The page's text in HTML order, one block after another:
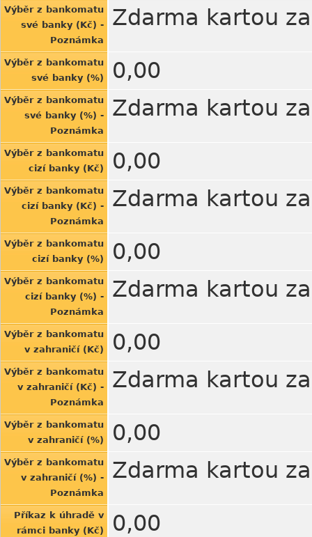
Výběr z bankomatu
své banky (Kč) -
Poznámka
Zdarma kartou
Výběr z bankomatu
své banky (%)
0,00
Výběr z bankomatu
své banky (%) -
Poznámka
Zdarma kartou
Výběr z bankomatu
cizí banky (Kč)
0,00
Výběr z bankomatu
cizí banky (Kč) -
Poznámka
Zdarma kartou
Výběr z bankomatu
cizí banky (%)
0,00
Výběr z bankomatu
cizí banky (%) -
Poznámka
Zdarma kartou
Výběr z bankomatu
v zahraničí (Kč)
0,00
Výběr z bankomatu
v zahraničí (Kč) -
Poznámka
Zdarma kartou
Výběr z bankomatu
v zahraničí (%)
0,00
Výběr z bankomatu
v zahraničí (%) -
Poznámka
Zdarma kartou
Příkaz k úhradě v
rámci banky (Kč)
0,00